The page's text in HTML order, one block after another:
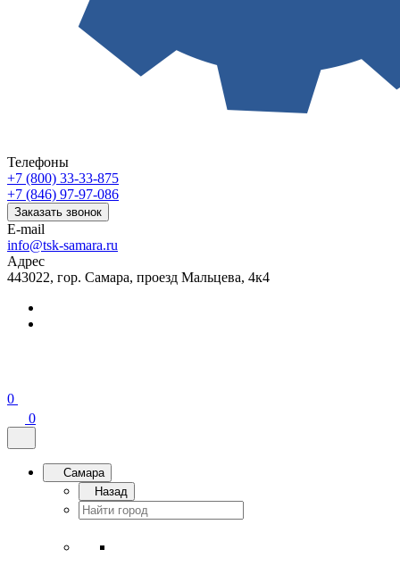
Телефоны
+7 (800) 33-33-875
+7 (846) 97-97-086
Заказать звонок
E-mail
info@tsk-samara.ru
Адрес
443022, гор. Самара, проезд Мальцева, 4к4
0
0
Самара
Назад